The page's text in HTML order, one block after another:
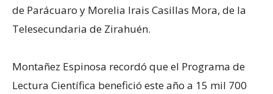
de Parácuaro y Morelia Irais Casillas Mora, de la
Telesecundaria de Zirahuén.
Montañez Espinosa recordó que el Programa de
Lectura Científica benefició este año a 15 mil 700